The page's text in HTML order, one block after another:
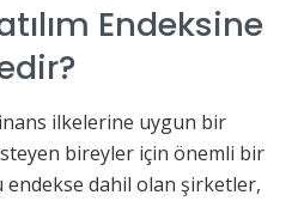
Endeksine
ilkelerine uygun bir
bireyler için önemli bir
dahil olan şirketler,